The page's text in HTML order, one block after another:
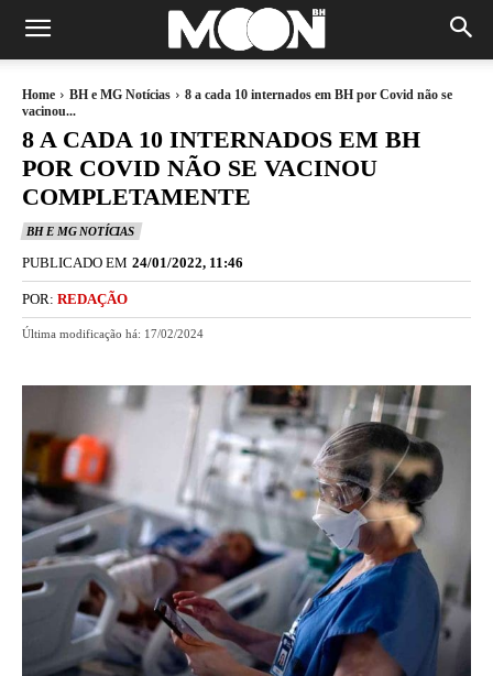
Home BH e MG Notícias
8 a cada 10 internados em BH por Covid não se
vacinou...
8 A CADA 10 INTERNADOS EM BH
POR COVID NÃO SE VACINOU
COMPLETAMENTE
BH E MG NOTÍCIAS
PUBLICADO EM 24/01/2022, 11:46
POR: REDAÇÃO
Última modificação há: 17/02/2024